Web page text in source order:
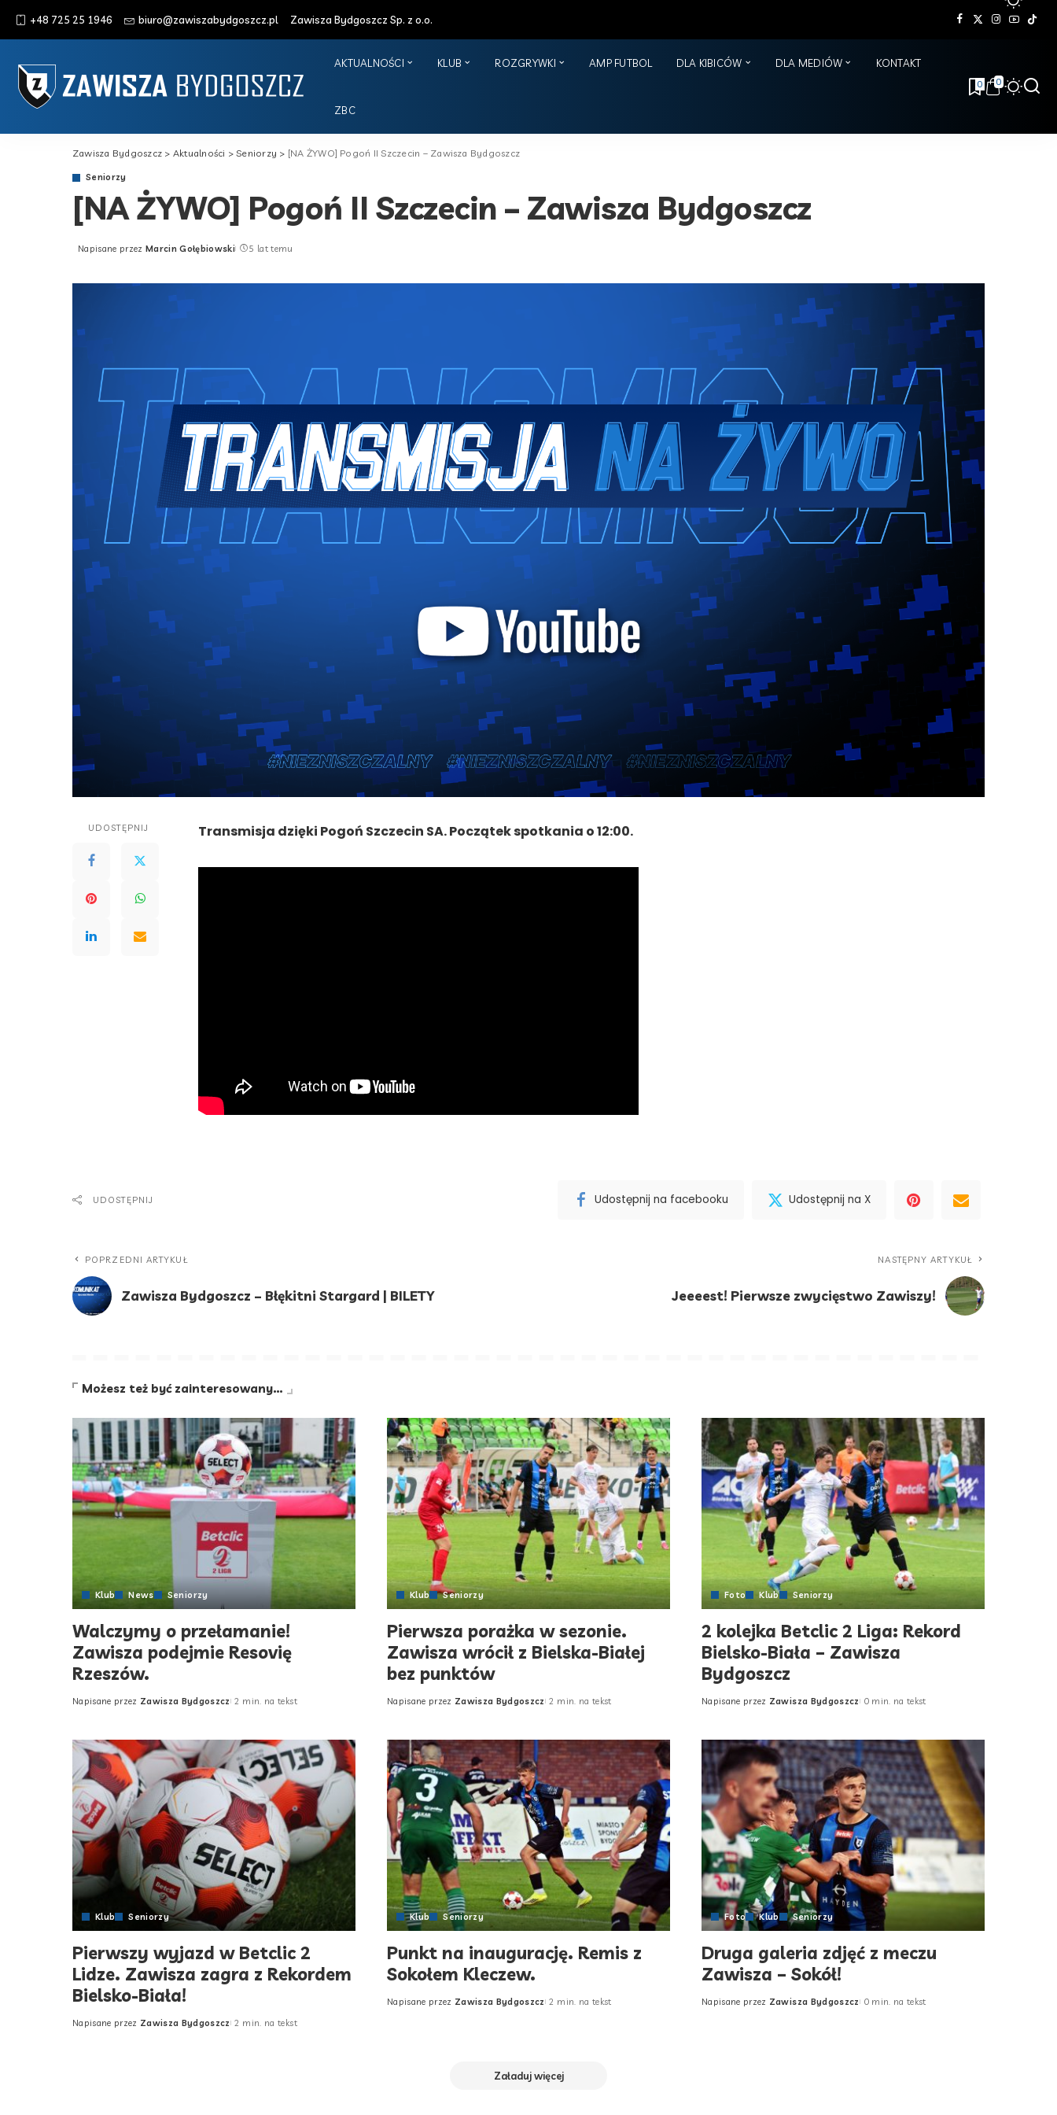
+48 725 25 1946 biuro@zawiszabydgoszcz.pl Zawisza Bydgoszcz Sp. z o.o.
AKTUALNOŚCI KLUB ROZGRYWKI AMP FUTBOL DLA KIBICÓW DLA MEDIÓW KONTAKT
ZBC
0 0
Zawisza Bydgoszcz > Aktualności >Seniorzy > [NA ŻYWO] Pogoń II Szczecin – Zawisza Bydgoszcz
Seniorzy
[NA ŻYWO] Pogoń II Szczecin – Zawisza Bydgoszcz
Posted
Napisane przez Marcin Gołębiowski 5 lat temu
UDOSTĘPNIJ Transmisja dzięki Pogoń Szczecin SA. Początek spotkania o 12:00.
UDOSTĘPNIJ Udostępnij na facebooku Udostępnij na X
POPRZEDNI ARTYKUŁ
Zawisza Bydgoszcz – Błękitni Stargard | BILETY
NASTĘPNY ARTYKUŁ
Jeeeest! Pierwsze zwycięstwo Zawiszy!
Możesz też być zainteresowany…
Klub News Seniorzy
Walczymy o przełamanie!
Zawisza podejmie Resovię
Rzeszów.
Posted
Napisane przez Zawisza Bydgoszcz 2 min. na tekst
Klub Seniorzy
Pierwsza porażka w sezonie.
Zawisza wrócił z Bielska-Białej
bez punktów
Posted
Napisane przez Zawisza Bydgoszcz 2 min. na tekst
Foto Klub Seniorzy
2 kolejka Betclic 2 Liga: Rekord
Bielsko-Biała – Zawisza
Bydgoszcz
Posted
Napisane przez Zawisza Bydgoszcz 0 min. na tekst
Klub Seniorzy
Pierwszy wyjazd w Betclic 2
Lidze. Zawisza zagra z Rekordem
Bielsko-Biała!
Posted
Napisane przez Zawisza Bydgoszcz 2 min. na tekst
Klub Seniorzy
Punkt na inaugurację. Remis z
Sokołem Kleczew.
Posted
Napisane przez Zawisza Bydgoszcz 2 min. na tekst
Foto Klub Seniorzy
Druga galeria zdjęć z meczu
Zawisza – Sokół!
Posted
Napisane przez Zawisza Bydgoszcz 0 min. na tekst
Załaduj więcej